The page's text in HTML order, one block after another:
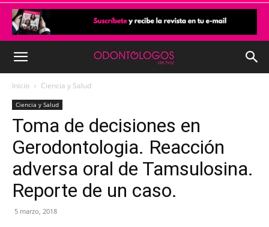
Inicio Ciencia y Salud
Ciencia y Salud
Toma de decisiones en
Gerodontologia. Reacción
adversa oral de Tamsulosina.
Reporte de un caso.
5 marzo, 2018